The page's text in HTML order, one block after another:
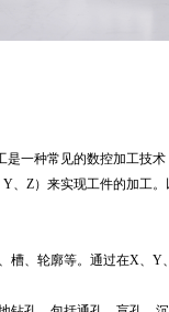
一种常见的数控加工技术
、Z）来实现工件的加工
槽、轮廓等。通过在X、Y